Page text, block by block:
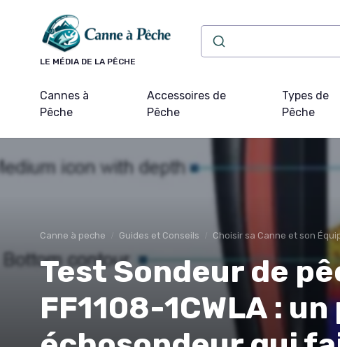
LE MÉDIA DE LA PÊCHE
Cannes à
Pêche
Accessoires de
Pêche
Types de
Pêche
Canne à peche Guides et Conseils Choisir sa Canne et son
Test Sondeur de
FF1108-1CWLA :